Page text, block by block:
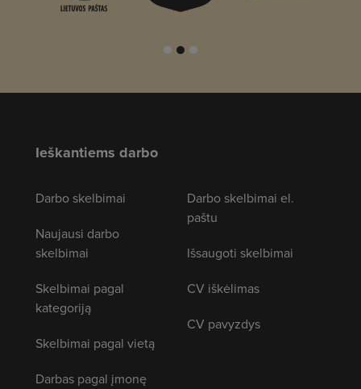
Ieškantiems darbo
Darbo skelbimai
Naujausi darbo
skelbimai
Skelbimai pagal
kategoriją
Skelbimai pagal vietą
Darbas pagal įmonę
Darbo skelbimai el.
paštu
Išsaugoti skelbimai
CV iškėlimas
CV pavyzdys